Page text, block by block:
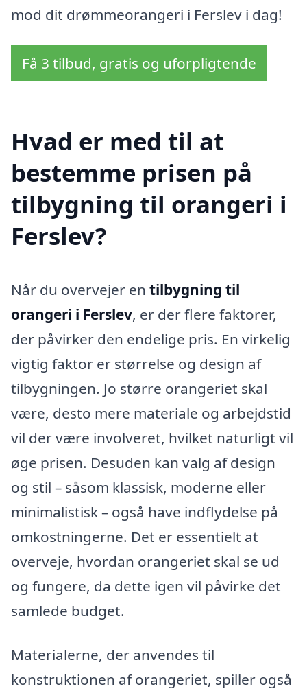
mod dit drømmeorangeri i Ferslev i dag!
Få 3 tilbud, gratis og uforpligtende
Hvad er med til at
bestemme prisen på
tilbygning til orangeri i
Ferslev?
Når du overvejer en tilbygning til
orangeri i Ferslev, er der flere faktorer,
der påvirker den endelige pris. En virkelig
vigtig faktor er størrelse og design af
tilbygningen. Jo større orangeriet skal
være, desto mere materiale og arbejdstid
vil der være involveret, hvilket naturligt vil
øge prisen. Desuden kan valg af design
og stil – såsom klassisk, moderne eller
minimalistisk – også have indflydelse på
omkostningerne. Det er essentielt at
overveje, hvordan orangeriet skal se ud
og fungere, da dette igen vil påvirke det
samlede budget.
Materialerne, der anvendes til
konstruktionen af orangeriet, spiller også